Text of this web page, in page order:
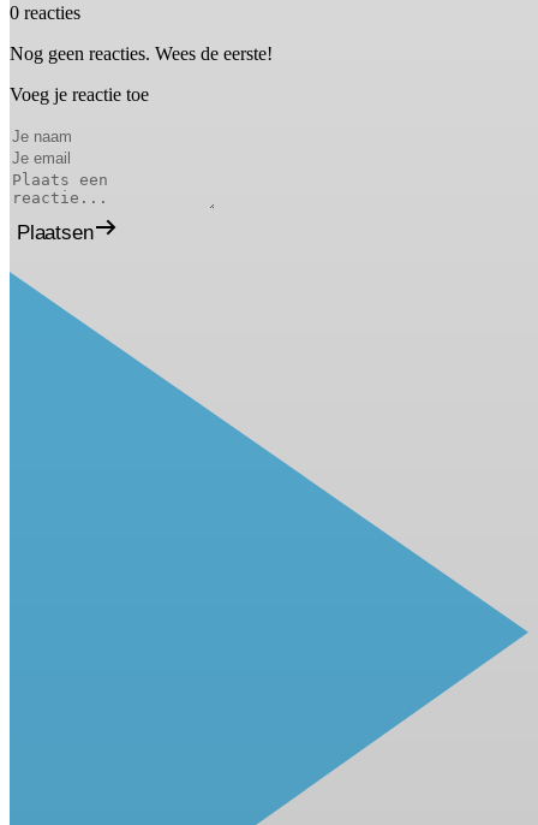
0 reacties
Nog geen reacties. Wees de eerste!
Voeg je reactie toe
Plaatsen